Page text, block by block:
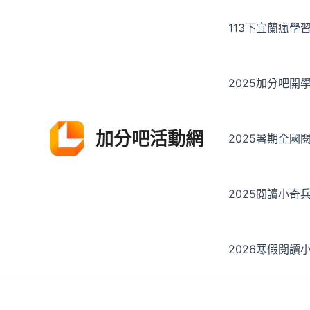
加分吧活動網
113下宜蘭瘋學
2025加分吧開
2025暑期全國
2025閱讀小奇
2026寒假閱讀